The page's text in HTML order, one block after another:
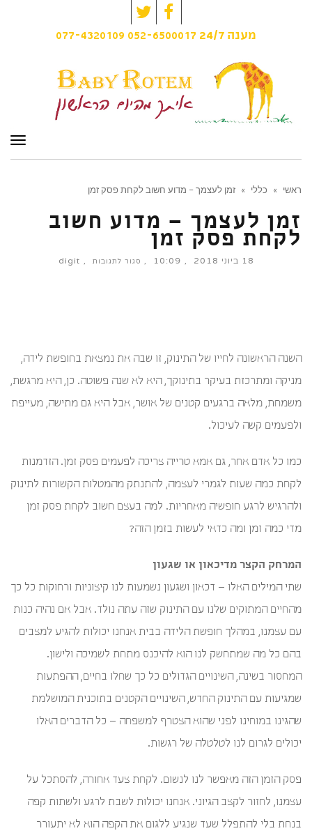
Facebook
Twitter
מענה 077-4320109 052-6500017 24/7
ראשי » כללי » זמן לעצמך – מדוע חשוב לקחת פסק זמן
זמן לעצמך – מדוע חשוב
לקחת פסק זמן
18 ביוני 2018 10:09 סגור לתגובות זמן digit
השנה הראשונה לחייו של התינוק, זו שבה את נמצאת בחופשת לידה,
מניקה ומתרכזת בעיקר בתינוקך, היא לא שנה פשוטה. כן, היא מרגשת,
משמחת, מלאה ברגעים קטנים של אושר, אבל היא גם מתישה, מעייפת
ולפעמים קשה לעיכול.
כמו כל אדם אחר, גם אמא טרייה צריכה לפעמים פסק זמן. הזדמנות
לקחת כמה שעות לגמרי לעצמה, להתנתק מהמטלות הקשורות לתינוק
ולהרגיש לרגע חופשיה מאחריות. למה בעצם חשוב לקחת פסק זמן
מדי כמה זמן ומה כדאי לעשות בזמן הזה?
המרחק הקצר מדיכאון או שגעון
שתי המילים האלו – דכאון ושגעון נשמעות לנו קיצוניות ורחוקות כל כך
מהחיים המתוקים שלנו עם התינוק שזה עתה נולד. אבל אם נהיה כנות
עם עצמנו, במהלך חופשת הלידה בבית אנחנו יכולות להגיע למצבים
בהם כל מה שמתחשק לנו הוא להיכנס מתחת לשמיכה ולישון.
המחסור בשינה, השינויים הגדולים כל כך שחלו בחיים, ההפתעות
שמגיעות עם התינוק החדש, השינויים הקטנים בתוכנית המושלמת
שהגינו במוחינו לפני שהוא הצטרף למשפחה – כל הדברים האלו
יכולים לגרום לנו לטלטלה של רגשות.
פסק הזמן הזה מאפשר לנו לנשום. לקחת צעד אחורה, להסתכל על
עצמנו, לחזור לקצב הגיוני. אנחנו יכולות לשבת לרגע ולשתות קפה
בנחת בלי להתפלל שעד שנגיע ללגום את הקפה הוא לא יתעורר